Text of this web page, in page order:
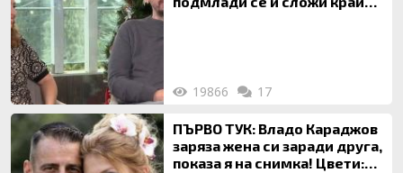
19866 17
ПЪРВО ТУК: Владо Караджов
заряза жена си заради друга,
показа я на снимка! Цвети: